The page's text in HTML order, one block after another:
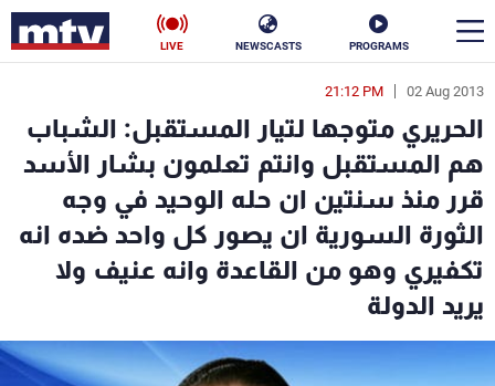
PROGRAMS
NEWSCASTS
LIVE
02 Aug 2013
21:12 PM
الحريري متوجها لتيار المستقبل: الشباب
هم المستقبل وانتم تعلمون بشار الأسد
قرر منذ سنتين ان حله الوحيد في وجه
الثورة السورية ان يصور كل واحد ضده انه
تكفيري وهو من القاعدة وانه عنيف ولا
يريد الدولة
en
الأخبار
سياسة ناس
إقتصاد فن
منوعات